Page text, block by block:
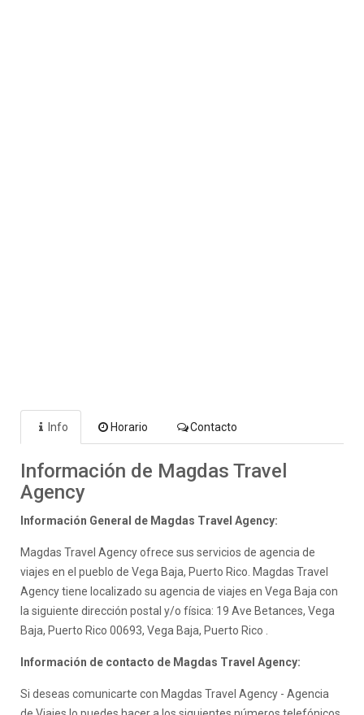
Info Horario Contacto
Información de Magdas Travel
Agency
Información General de Magdas Travel Agency:
Magdas Travel Agency ofrece sus servicios de agencia de
viajes en el pueblo de Vega Baja, Puerto Rico. Magdas Travel
Agency tiene localizado su agencia de viajes en Vega Baja con
la siguiente dirección postal y/o física: 19 Ave Betances, Vega
Baja, Puerto Rico 00693, Vega Baja, Puerto Rico .
Información de contacto de Magdas Travel Agency:
Si deseas comunicarte con Magdas Travel Agency - Agencia